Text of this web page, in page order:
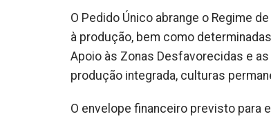
O Pedido Único abrange o Regime
à produção, bem como
Apoio às Zonas Desfavorecidas e
produção integrada, culturas
O envelope financeiro previsto para